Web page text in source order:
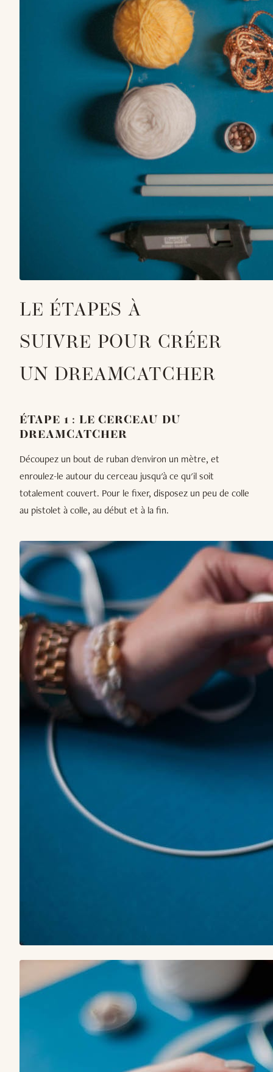
LE ÉTAPES À
SUIVRE POUR CRÉER
UN DREAMCATCHER
ÉTAPE 1 : LE CERCEAU DU
DREAMCATCHER
Découpez un bout de ruban d'environ un mètre, et
enroulez-le autour du cerceau jusqu'à ce qu'il soit
totalement couvert. Pour le fixer, disposez un peu de colle
au pistolet à colle, au début et à la fin.